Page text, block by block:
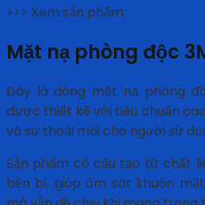
>>> Xem sản phẩm:
Mặt nạ phòng độc
Đây là dòng mặt nạ phòng
được thiết kế với tiêu chuẩn
và sự thoải mái cho người sử
Sản phẩm có cấu tạo từ chất
bền bỉ, giúp ôm sát khuôn